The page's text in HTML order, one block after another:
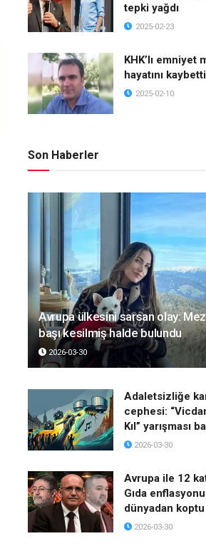
tepki yağdı
2025-02-23
KHK’lı emniyet
hayatını kaybetti
2025-02-10
Son Haberler
Avrupa ülkesini sarsan olay:
başı kesilmiş halde bulundu
2026-03-30
Adaletsizliğe
cephesi:
Kıl” yarışması
2026-03-30
Avrupa ile 12
Gıda
dünyadan koptu
2026-03-30